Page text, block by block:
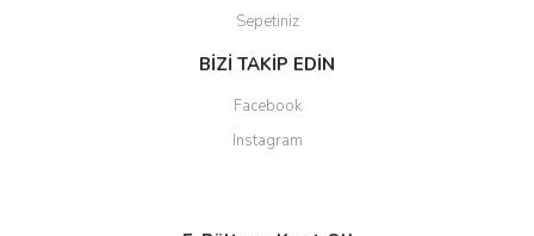
Sepetiniz
BİZİ TAKİP EDİN
Facebook
Instagram